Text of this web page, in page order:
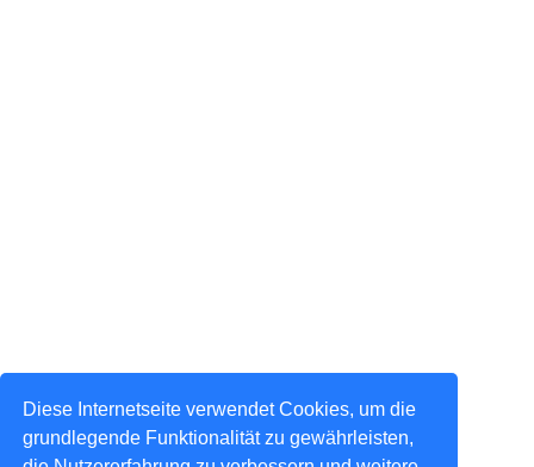
Diese Internetseite verwendet Cookies, um die
grundlegende Funktionalität zu gewährleisten,